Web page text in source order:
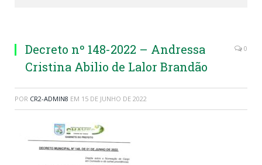
Decreto nº 148-2022 – Andressa
Cristina Abilio de Lalor Brandão
0
POR CR2-ADMIN8 EM 15 DE JUNHO DE 2022